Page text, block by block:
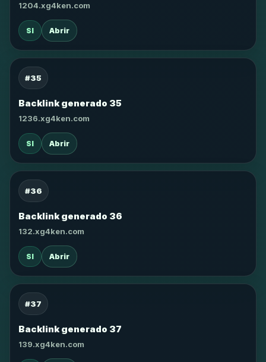
1204.xg4ken.com
SI Abrir
#35
Backlink generado 35
1236.xg4ken.com
SI Abrir
#36
Backlink generado 36
132.xg4ken.com
SI Abrir
#37
Backlink generado 37
139.xg4ken.com